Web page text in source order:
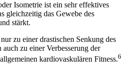
Isometrie ist ein sehr effektives
gleichzeitig das Gewebe des
stärkt.
zu einer drastischen Senkung des
zu einer Verbesserung der
kardiovaskulären Fitness.6